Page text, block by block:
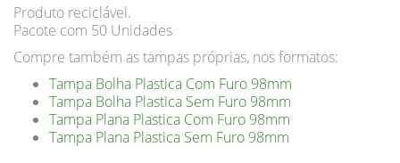
Produto reciclável.
Pacote com 50 Unidades
Compre também as tampas próprias, nos formatos:
Tampa Bolha Plastica Com Furo 98mm
Tampa Bolha Plastica Sem Furo 98mm
Tampa Plana Plastica Com Furo 98mm
Tampa Plana Plastica Sem Furo 98mm